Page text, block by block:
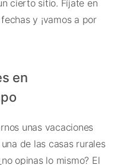
cierto sitio. Fíjate en
y ¡vamos a por
en
unas vacaciones
de las casas rurales
opinas lo mismo? El